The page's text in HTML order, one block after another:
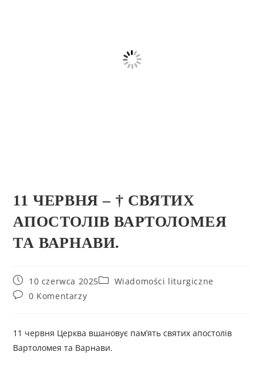
11 ЧЕРВНЯ – † СВЯТИХ
АПОСТОЛІВ ВАРТОЛОМЕЯ
ТА ВАРНАВИ.
10 czerwca 2025
Wiadomości liturgiczne
0 Komentarzy
11 червня Церква вшановує пам’ять святих апостолів
Вартоломея та Варнави.